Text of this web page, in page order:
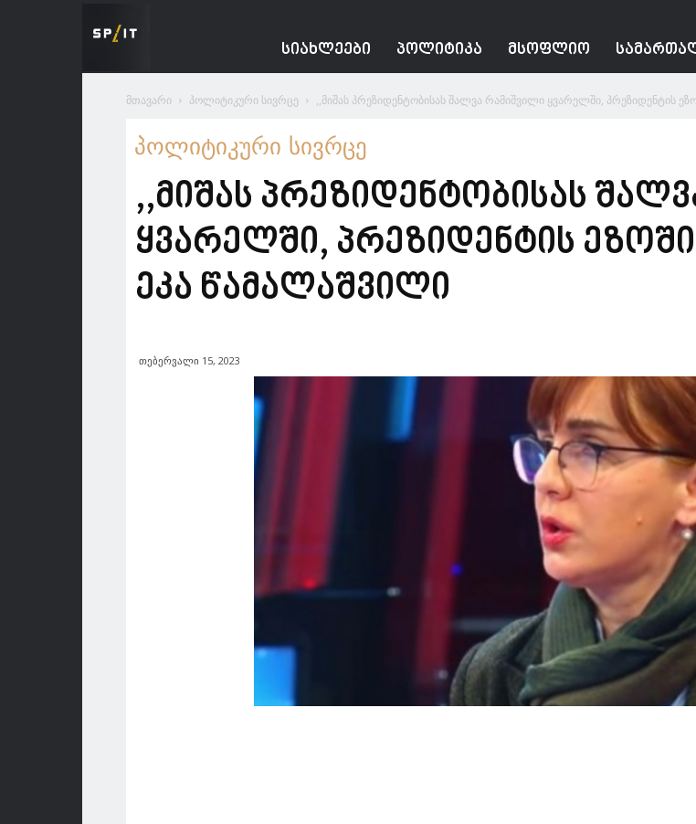
ᲡᲘᲐᲮᲚᲔᲔᲑᲘ ᲞᲝᲚᲘᲢᲘᲙᲐ ᲛᲡᲝᲤᲚᲘᲝ
მთავარი პოლიტიკური სივრცე ,,მიშას პრეზიდენტობისას შალვა რამიშვილი ყვარელში, პრეზიდენტის
პოლიტიკური სივრცე
,,მიშას პრეზიდენტობისას
ყვარელში, პრეზიდენტის
ეკა წამალაშვილი
თებერვალი 15, 2023